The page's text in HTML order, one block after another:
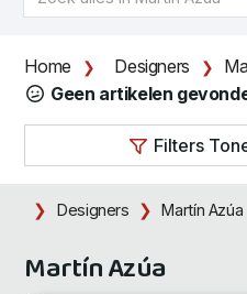
Home Designers
Geen artikelen
Filters
Designers Martín Azúa
Martín Azúa